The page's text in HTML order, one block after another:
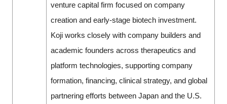
venture capital firm focused on company
creation and early-stage biotech investment.
Koji works closely with company builders and
academic founders across therapeutics and
platform technologies, supporting company
formation, financing, clinical strategy, and global
partnering efforts between Japan and the U.S.